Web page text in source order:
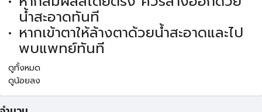
น้ำสะอาดทันที
หากเข้าตาให้ล้างตาด้วยน้ำสะอาดและไป
พบแพทย์ทันที
ดูทั้งหมด
ดูน้อยลง